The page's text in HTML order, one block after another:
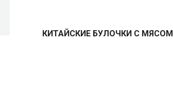
КИТАЙСКИЕ БУЛОЧКИ С МЯСОМ